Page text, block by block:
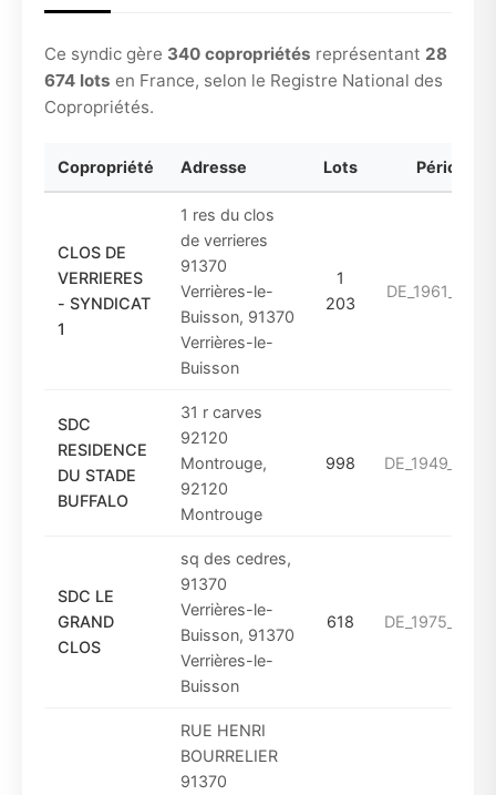
Ce syndic gère 340 copropriétés représentant 28
674 lots en France, selon le Registre National des
Copropriétés.
Copropriété Adresse Lots Période
CLOS DE
VERRIERES
- SYNDICAT
1
1 res du clos
de verrieres
91370
Verrières-le-
Buisson, 91370
Verrières-le-
Buisson
1
203
SDC
RESIDENCE
DU STADE
BUFFALO
31 r carves
92120
Montrouge,
92120
Montrouge
998
SDC LE
GRAND
CLOS
sq des cedres,
91370
Verrières-le-
Buisson, 91370
Verrières-le-
Buisson
618
RUE HENRI
BOURRELIER
91370